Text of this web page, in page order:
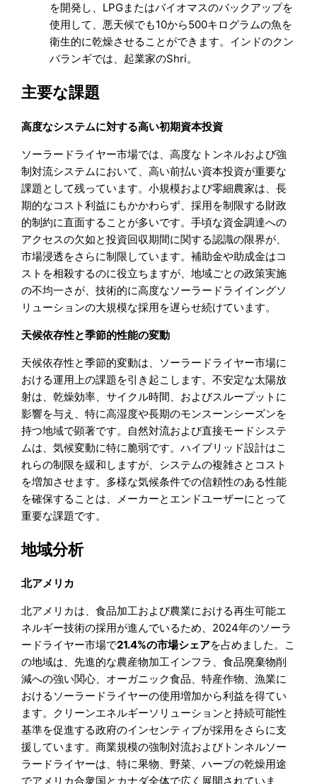
を開発し、LPGまたはバイオマスのバックアップを
使用して、悪天候でも10から500キログラムの魚を
衛生的に乾燥させることができます。インドのクン
バランギでは、起業家のShri。
主要な課題
高度なシステムに対する高い初期資本投資
ソーラードライヤー市場では、高度なトンネルおよび強
制対流システムにおいて、高い前払い資本投資が重要な
課題として残っています。小規模および零細農家は、長
期的なコスト利益にもかかわらず、採用を制限する財政
的制約に直面することが多いです。手頃な資金調達への
アクセスの欠如と投資回収期間に関する認識の限界が、
市場浸透をさらに制限しています。補助金や助成金はコ
ストを相殺するのに役立ちますが、地域ごとの政策実施
の不均一さが、技術的に高度なソーラードライイングソ
リューションの大規模な採用を遅らせ続けています。
天候依存性と季節的性能の変動
天候依存性と季節的変動は、ソーラードライヤー市場に
おける運用上の課題を引き起こします。不安定な太陽放
射は、乾燥効率、サイクル時間、およびスループットに
影響を与え、特に高湿度や長期のモンスーンシーズンを
持つ地域で顕著です。自然対流および直接モードシステ
ムは、気候変動に特に脆弱です。ハイブリッド設計はこ
れらの制限を緩和しますが、システムの複雑さとコスト
を増加させます。多様な気候条件での信頼性のある性能
を確保することは、メーカーとエンドユーザーにとって
重要な課題です。
地域分析
北アメリカ
北アメリカは、食品加工および農業における再生可能エ
ネルギー技術の採用が進んでいるため、2024年のソーラ
ードライヤー市場で21.4%の市場シェアを占めました。こ
の地域は、先進的な農産物加工インフラ、食品廃棄物削
減への強い関心、オーガニック食品、特産作物、漁業に
おけるソーラードライヤーの使用増加から利益を得てい
ます。クリーンエネルギーソリューションと持続可能性
基準を促進する政府のインセンティブが採用をさらに支
援しています。商業規模の強制対流およびトンネルソー
ラードライヤーは、特に果物、野菜、ハーブの乾燥用途
でアメリカ合衆国とカナダ全体で広く展開されていま